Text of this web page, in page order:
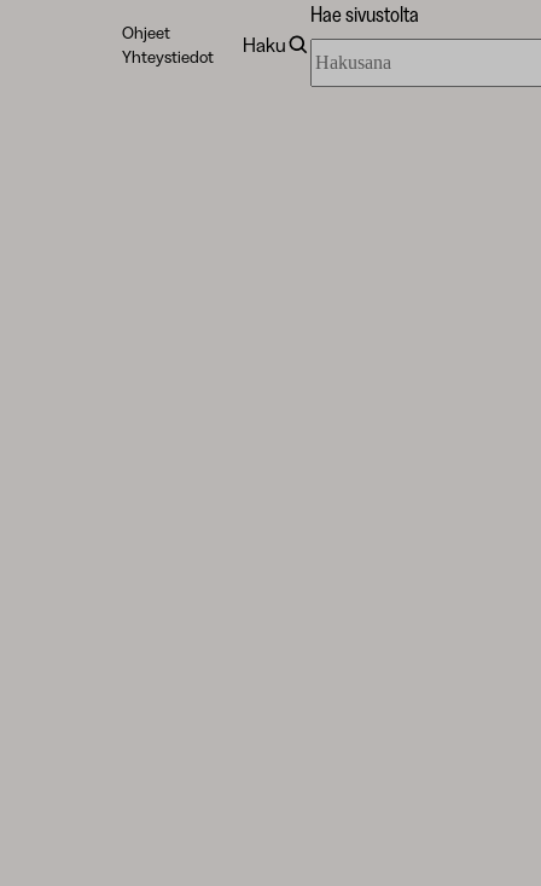
Ohjeet
Yhteystiedot
Haku
Hae sivustolta
sivustolta